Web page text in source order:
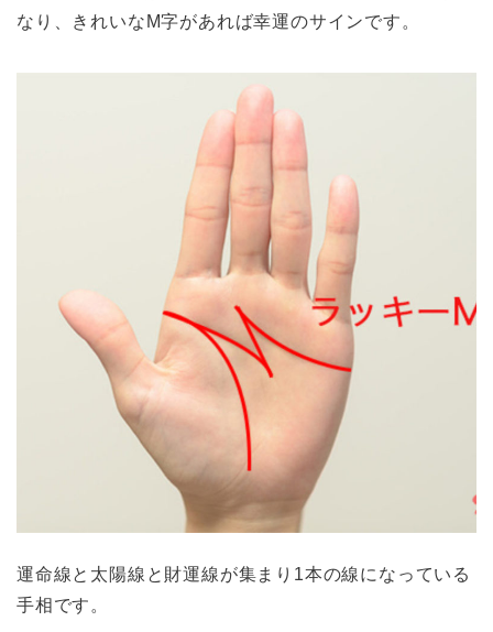
なり、きれいなM字があれば幸運のサインです。
運命線と太陽線と財運線が集まり1本の線になっている
手相です。